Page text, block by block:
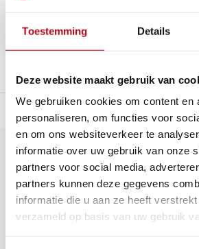
Toestemming Details
Deze website maakt gebruik van
We gebruiken cookies om content en
personaliseren, om functies voor
en om ons websiteverkeer te
informatie over uw gebruik van onze
partners voor social media,
partners kunnen deze gegevens
informatie die u aan ze heeft
verzameld op basis van uw gebruik
Klantenservice
Veelgestelde
0346 218 111
info@dewiltfang.nl